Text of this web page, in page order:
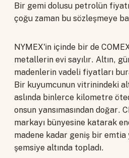
Bir gemi dolusu petrolün
çoğu zaman bu sözleşmeye
NYMEX'in içinde bir de
metallerin evi sayılır. Altın,
madenlerin vadeli fiyatları
Bir kuyumcunun vitrinindeki
aslında binlerce kilometre
onsun yansımasından doğar.
markayı bünyesine katarak
madene kadar geniş bir
şemsiye altında topladı.